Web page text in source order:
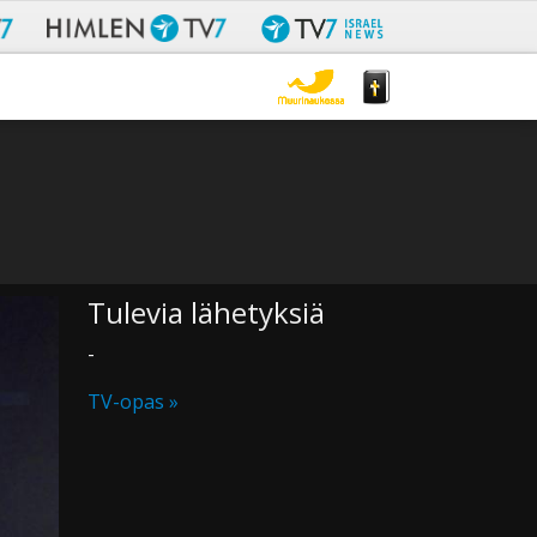
Tulevia lähetyksiä
-
TV-opas »